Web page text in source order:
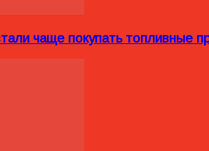
чаще покупать топливные